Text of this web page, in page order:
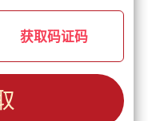
获取码证码